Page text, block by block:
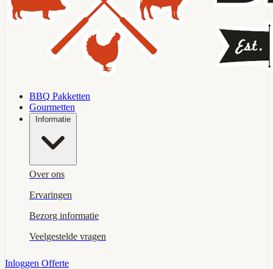
BBQ Pakketten
Gourmetten
Informatie
Over ons
Ervaringen
Bezorg informatie
Veelgestelde vragen
Inloggen Offerte